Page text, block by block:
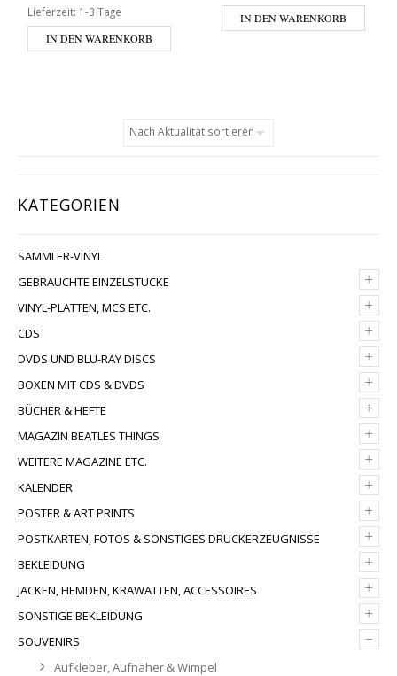
KATEGORIEN
SAMMLER-VINYL
+
GEBRAUCHTE EINZELSTÜCKE
+
VINYL-PLATTEN, MCS ETC.
+
CDS
+
DVDS UND BLU-RAY DISCS
+
BOXEN MIT CDS & DVDS
+
BÜCHER & HEFTE
+
MAGAZIN BEATLES THINGS
+
WEITERE MAGAZINE ETC.
+
KALENDER
+
POSTER & ART PRINTS
+
POSTKARTEN, FOTOS & SONSTIGES DRUCKERZEUGNISSE
+
BEKLEIDUNG
+
JACKEN, HEMDEN, KRAWATTEN, ACCESSOIRES
+
SONSTIGE BEKLEIDUNG
–
SOUVENIRS
Aufkleber, Aufnäher & Wimpel
Lieferzeit: 1-3 Tage
IN DEN WARENKORB
IN DEN WARENKORB